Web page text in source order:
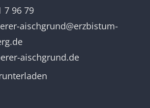
7 96 79
aischgrund@erzbistum-
aischgrund.de